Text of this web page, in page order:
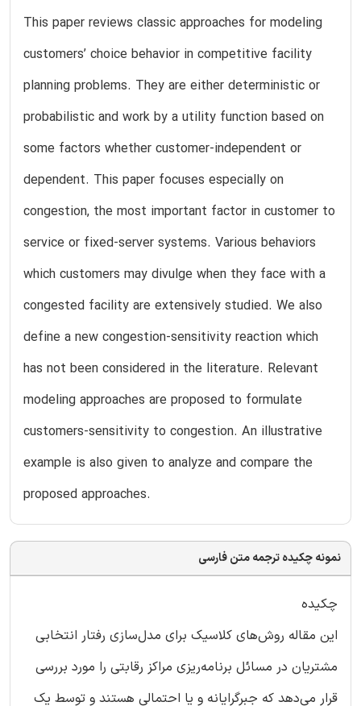
This paper reviews classic approaches for modeling
customers’ choice behavior in competitive facility
planning problems. They are either deterministic or
probabilistic and work by a utility function based on
some factors whether customer-independent or
dependent. This paper focuses especially on
congestion, the most important factor in customer to
service or fixed-server systems. Various behaviors
which customers may divulge when they face with a
congested facility are extensively studied. We also
define a new congestion-sensitivity reaction which
has not been considered in the literature. Relevant
modeling approaches are proposed to formulate
customers-sensitivity to congestion. An illustrative
example is also given to analyze and compare the
proposed approaches.
نمونه چکیده ترجمه متن فارسی
چکیده
این مقاله روش‌های کلاسیک برای مدل‌سازی رفتار انتخابی
مشتریان در مسائل برنامه‌ریزی مراکز رقابتی را مورد بررسی
قرار می‌دهد که جبرگرایانه و یا احتمالی هستند و توسط یک